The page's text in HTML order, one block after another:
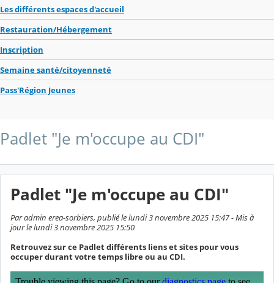
Les différents espaces d'accueil
Restauration/Hébergement
Inscription
Semaine santé/citoyenneté
Pass'Région Jeunes
Padlet "Je m'occupe au CDI"
Padlet "Je m'occupe au CDI"
Par admin erea-sorbiers, publié le lundi 3 novembre 2025 15:47 - Mis à
jour le lundi 3 novembre 2025 15:50
Retrouvez sur ce Padlet différents liens et sites pour vous
occuper durant votre temps libre ou au CDI.